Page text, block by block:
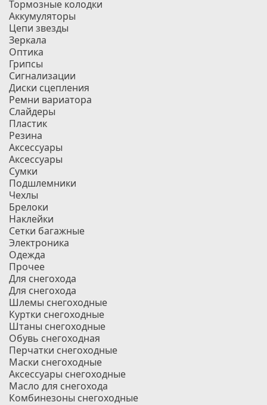
Тормозные колодки
Аккумуляторы
Цепи звезды
Зеркала
Оптика
Грипсы
Сигнализации
Диски сцепления
Ремни вариатора
Слайдеры
Пластик
Резина
Аксессуары
Аксессуары
Сумки
Подшлемники
Чехлы
Брелоки
Наклейки
Сетки багажные
Электроника
Одежда
Прочее
Для снегохода
Для снегохода
Шлемы снегоходные
Куртки снегоходные
Штаны снегоходные
Обувь снегоходная
Перчатки снегоходные
Маски снегоходные
Аксессуары снегоходные
Масло для снегохода
Комбинезоны снегоходные